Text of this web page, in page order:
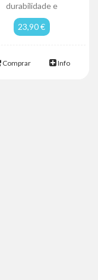
durabilidade e
23,90 €
Comprar Info